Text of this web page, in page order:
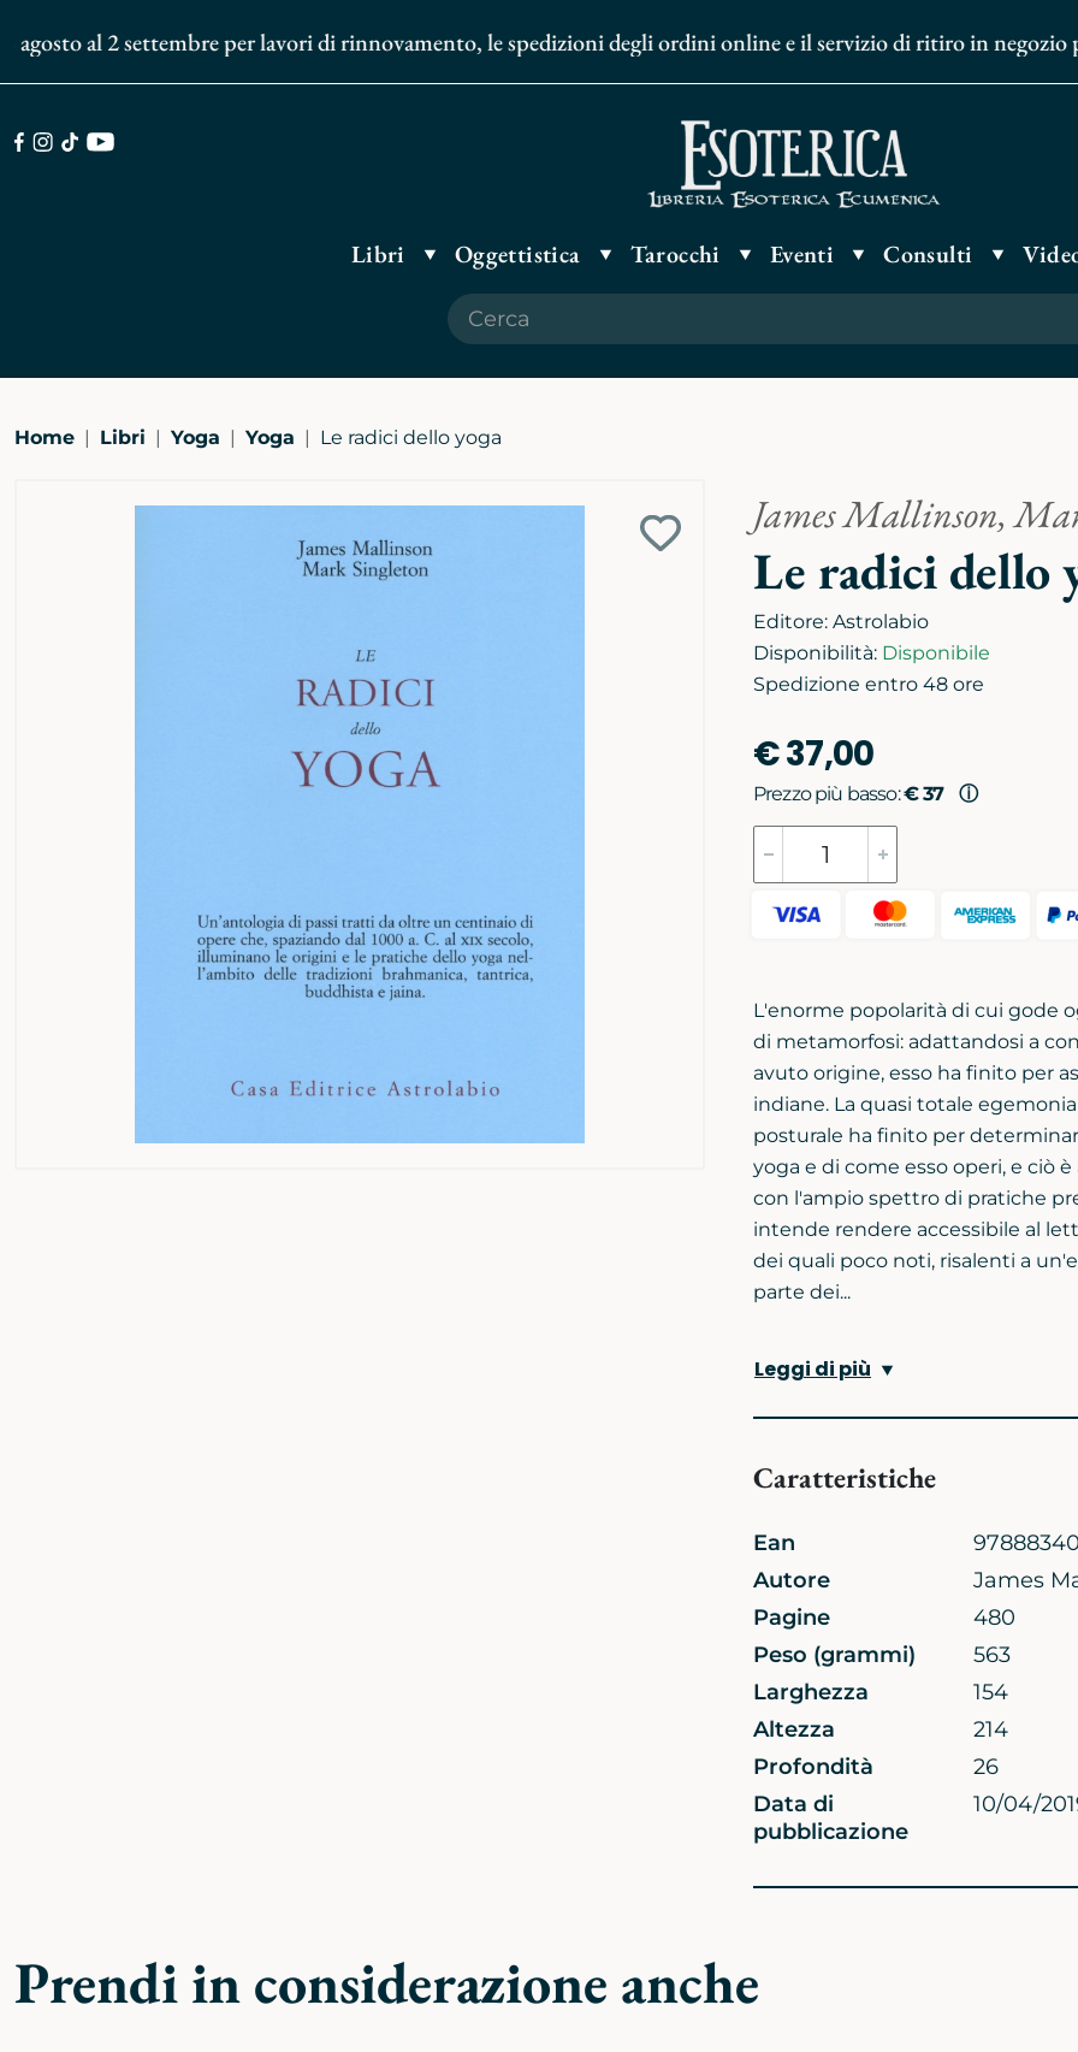
al 2 settembre per lavori di rinnovamento, le spedizioni degli ordini online e il servizio di ritiro in negozio
Libri Oggettistica Tarocchi Eventi Consulti
Home Libri Yoga Yoga Le radici dello yoga
Aggiungi
James Mallinson,
Le radici dello
Editore: Astrolabio
Disponibilità: Disponibile
Spedizione entro 48 ore
€ 37,00
Prezzo più basso:€ 37 ⓘ
L'enorme popolarità di cui gode
di metamorfosi: adattandosi a
avuto origine, esso ha finito per
indiane. La quasi totale
posturale ha finito per
yoga e di come esso operi, e ciò
con l'ampio spettro di pratiche
intende rendere accessibile al
dei quali poco noti, risalenti a
parte dei...
Leggi di più
Caratteristiche
Ean
Autore
James
Pagine
480
Peso (grammi)
563
Larghezza
154
Altezza
214
Profondità
26
Data di
pubblicazione
10/04/
Prendi in considerazione anche